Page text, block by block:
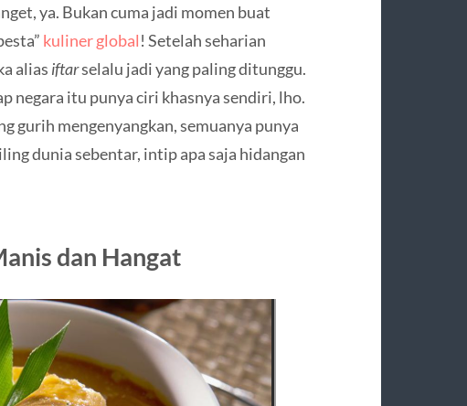
ya. Bukan cuma jadi momen buat
kuliner global! Setelah seharian
alias iftarselalu jadi yang paling ditunggu.
negara itu punya ciri khasnya sendiri, lho.
gurih mengenyangkan, semuanya punya
dunia sebentar, intip apa saja hidangan
dan Hangat